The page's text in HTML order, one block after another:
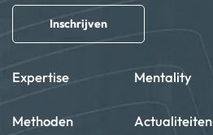
Inschrijven
Expertise Mentality
Methoden Actualiteiten